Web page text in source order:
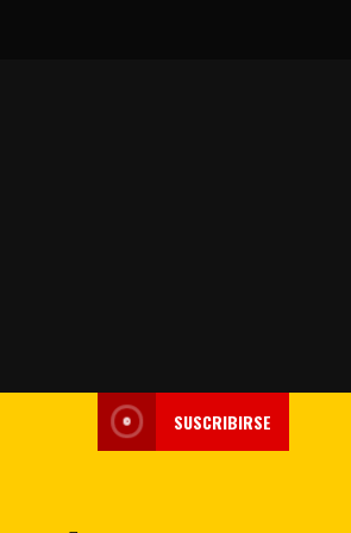
SUSCRIBIRSE